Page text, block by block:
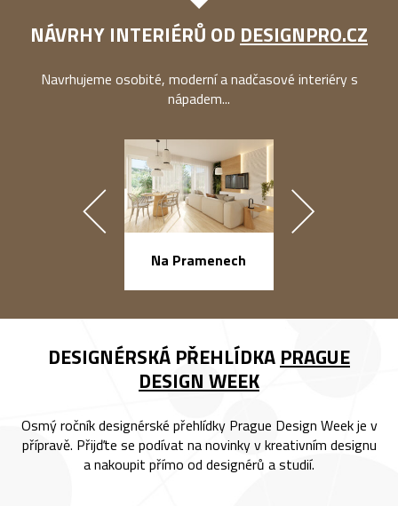
NÁVRHY INTERIÉRŮ OD DESIGNPRO.CZ
Navrhujeme osobité, moderní a nadčasové interiéry s
nápadem...
Na Pramenech
DESIGNÉRSKÁ PŘEHLÍDKA PRAGUE
DESIGN WEEK
Osmý ročník designérské přehlídky Prague Design Week je v
přípravě. Přijďte se podívat na novinky v kreativním designu
a nakoupit přímo od designérů a studií.